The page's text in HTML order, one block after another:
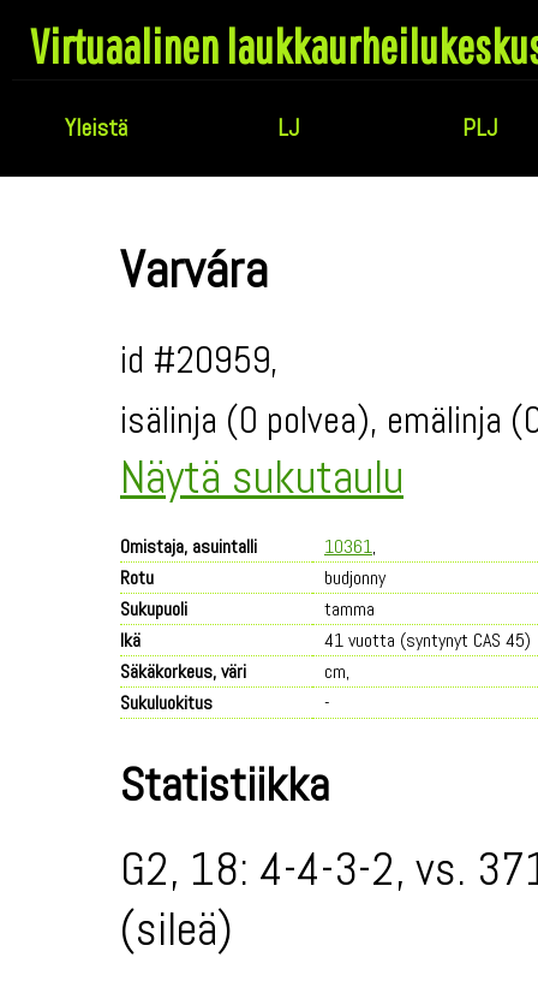
Virtuaalinen
Yleistä LJ PLJ
Varvára
id #20959,
isälinja (0 polvea), emälinja
Näytä sukutaulu
Omistaja, asuintalli 10361,
Rotu
budjonny
Sukupuoli
tamma
Ikä
41 vuotta (syntynyt CAS 45)
Säkäkorkeus, väri
cm,
Sukuluokitus
-
Statistiikka
G2, 18: 4-4-3-2, vs.
(sileä)